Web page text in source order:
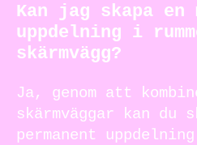
Kan jag skapa en
uppdelning i
skärmvägg?
Ja, genom att
skärmväggar kan du
permanent